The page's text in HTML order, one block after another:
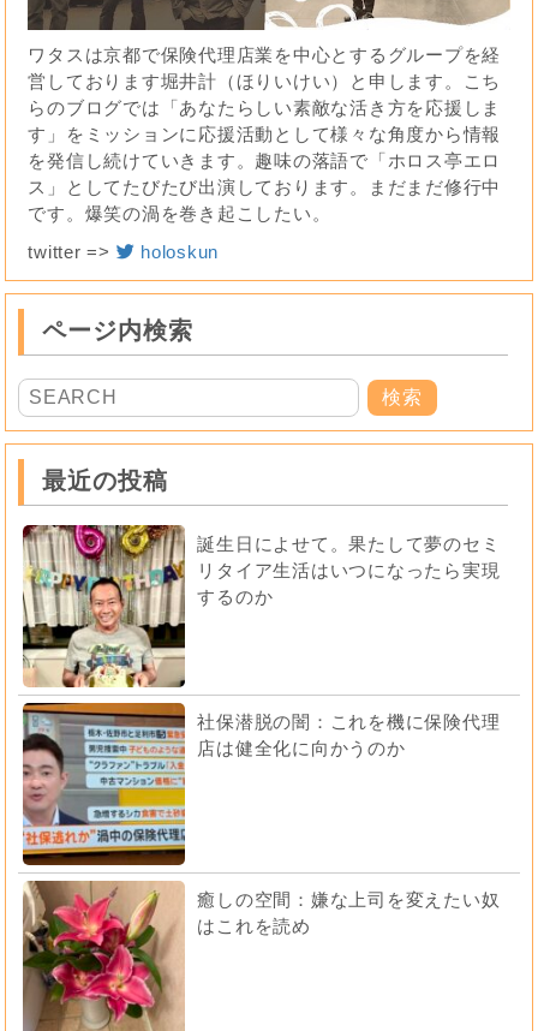
ワタスは京都で保険代理店業を中心とするグループを経
営しております堀井計（ほりいけい）と申します。こち
らのブログでは「あなたらしい素敵な活き方を応援しま
す」をミッションに応援活動として様々な角度から情報
を発信し続けていきます。趣味の落語で「ホロス亭エロ
ス」としてたびたび出演しております。まだまだ修行中
です。爆笑の渦を巻き起こしたい。
twitter =>
holoskun
ページ内検索
最近の投稿
誕生日によせて。果たして夢のセミ
リタイア生活はいつになったら実現
するのか
社保潜脱の闇：これを機に保険代理
店は健全化に向かうのか
癒しの空間：嫌な上司を変えたい奴
はこれを読め